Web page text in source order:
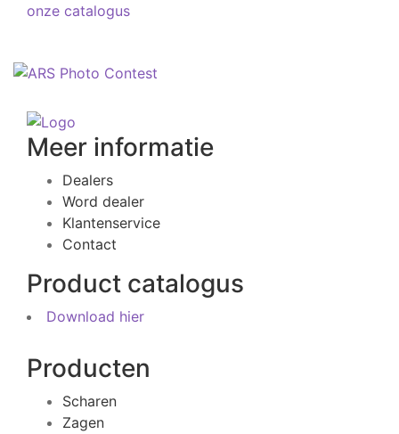
onze catalogus
Meer informatie
Dealers
Word dealer
Klantenservice
Contact
Product catalogus
Download hier
Producten
Scharen
Zagen